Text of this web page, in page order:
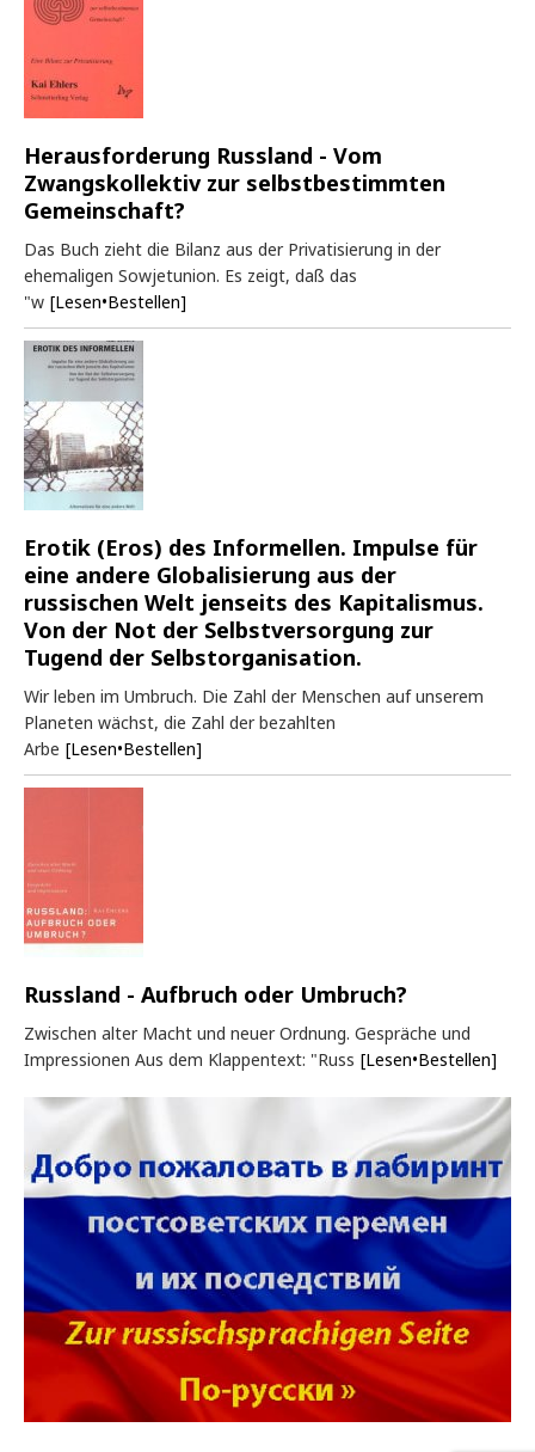
Herausforderung Russland - Vom
Zwangskollektiv zur selbstbestimmten
Gemeinschaft?
Das Buch zieht die Bilanz aus der Privatisierung in der
ehemaligen Sowjetunion. Es zeigt, daß das
"w [Lesen•Bestellen]
Erotik (Eros) des Informellen. Impulse für
eine andere Globalisierung aus der
russischen Welt jenseits des Kapitalismus.
Von der Not der Selbstversorgung zur
Tugend der Selbstorganisation.
Wir leben im Umbruch. Die Zahl der Menschen auf unserem
Planeten wächst, die Zahl der bezahlten
Arbe [Lesen•Bestellen]
Russland - Aufbruch oder Umbruch?
Zwischen alter Macht und neuer Ordnung. Gespräche und
Impressionen Aus dem Klappentext: "Russ [Lesen•Bestellen]